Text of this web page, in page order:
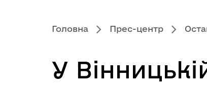
Головна Прес-центр
У